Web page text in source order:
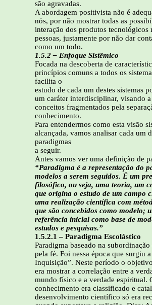
são agravadas.
A abordagem positivista não é
nós, por não mostrar todas as
interação dos produtos tecnológicos
pessoas, justamente por não dar
como um todo.
1.5.2 – Enfoque Sistêmico
Focada na descoberta de
princípios comuns a todos os
facilita o
estudo de cada um destes sistemas
um caráter interdisciplinar, visando a
conceitos fragmentados pela
conhecimento.
Para entendermos como esta visão
alcançada, vamos analisar cada um
paradigmas
a seguir.
Antes vamos ver uma definição de
“Paradigma é a representação do
modelos a serem seguidos. É um
filosófico, ou seja, uma teoria, um
que origina o estudo de um campo
uma realização científica com
que são concebidos como modelo;
referência inicial como base de
estudos e pesquisas.”
1.5.2.1 – Paradigma Escolástico
Paradigma baseado na subordinação
pela fé. Foi nessa época que surgiu a
Inquisição”. Neste período o
era mostrar a correlação entre a
mundo físico e a verdade espiritual.
conhecimento era classificado e
desenvolvimento científico só era